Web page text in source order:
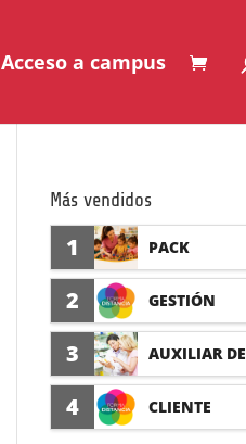
Acceso a campus
Más vendidos
1 PACK
AUXILIAR DE
GUARDERÍA
CON
2 GESTIÓN
SEGURO DE
ACCIDENTES
(PRÁCTICAS
3 AUXILIAR DE
FARMACIA Y
4 CLIENTE